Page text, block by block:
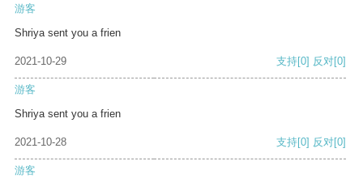
游客
Shriya sent you a frien
2021-10-29 支持[0] 反对[0]
游客
Shriya sent you a frien
2021-10-28 支持[0] 反对[0]
游客